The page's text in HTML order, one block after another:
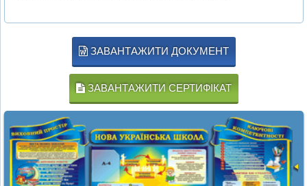
ЗАВАНТАЖИТИ ДОКУМЕНТ
ЗАВАНТАЖИТИ СЕРТИФІКАТ